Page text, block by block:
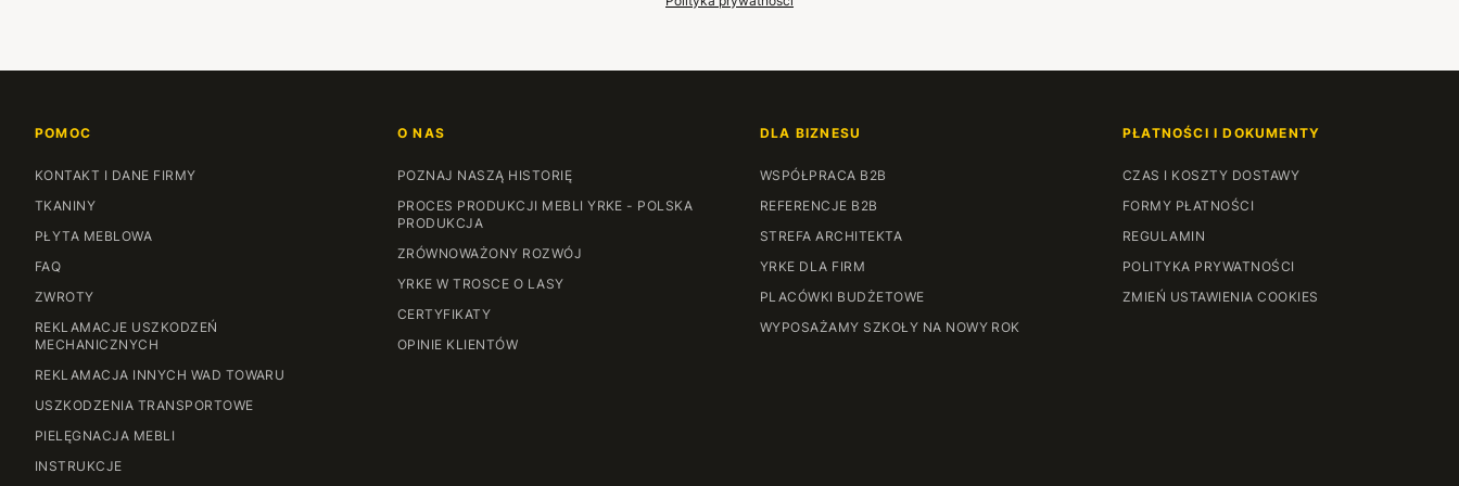
POMOC
KONTAKT I DANE FIRMY
TKANINY
PŁYTA MEBLOWA
FAQ
ZWROTY
REKLAMACJE USZKODZEŃ
MECHANICZNYCH
REKLAMACJA INNYCH WAD TOWARU
USZKODZENIA TRANSPORTOWE
PIELĘGNACJA MEBLI
INSTRUKCJE
O NAS
POZNAJ NASZĄ HISTORIĘ
PROCES PRODUKCJI MEBLI YRKE - POLSKA
PRODUKCJA
ZRÓWNOWAŻONY ROZWÓJ
YRKE W TROSCE O LASY
CERTYFIKATY
OPINIE KLIENTÓW
DLA BIZNESU
WSPÓŁPRACA B2B
REFERENCJE B2B
STREFA ARCHITEKTA
YRKE DLA FIRM
PLACÓWKI BUDŻETOWE
WYPOSAŻAMY SZKOŁY NA NOWY ROK
PŁATNOŚCI I DOKUMENTY
CZAS I KOSZTY DOSTAWY
FORMY PŁATNOŚCI
REGULAMIN
POLITYKA PRYWATNOŚCI
ZMIEŃ USTAWIENIA COOKIES